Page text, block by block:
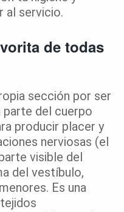
al servicio.
de todas
sección por ser
parte del cuerpo
producir placer y
nerviosas (el
visible del
del vestíbulo,
Es una